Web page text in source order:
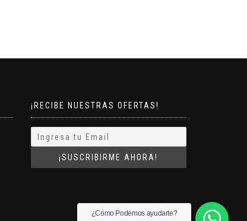
¡RECIBE NUESTRAS OFERTAS!
¿Cómo Podemos ayudarte?